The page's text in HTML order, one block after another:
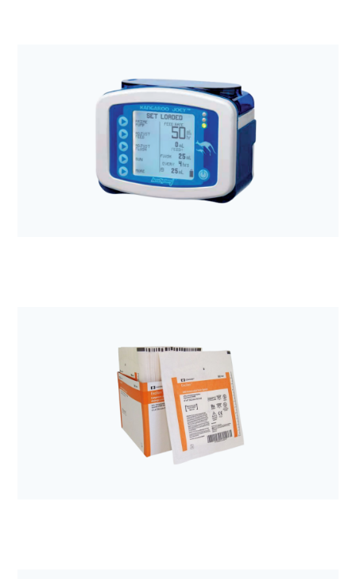
Anestezjologia i aparatura medyczna
Pompa perystaltyczna COMPAT ELLA
Anestezjologia i aparatura medyczna
Pompa Kangaroo ePump